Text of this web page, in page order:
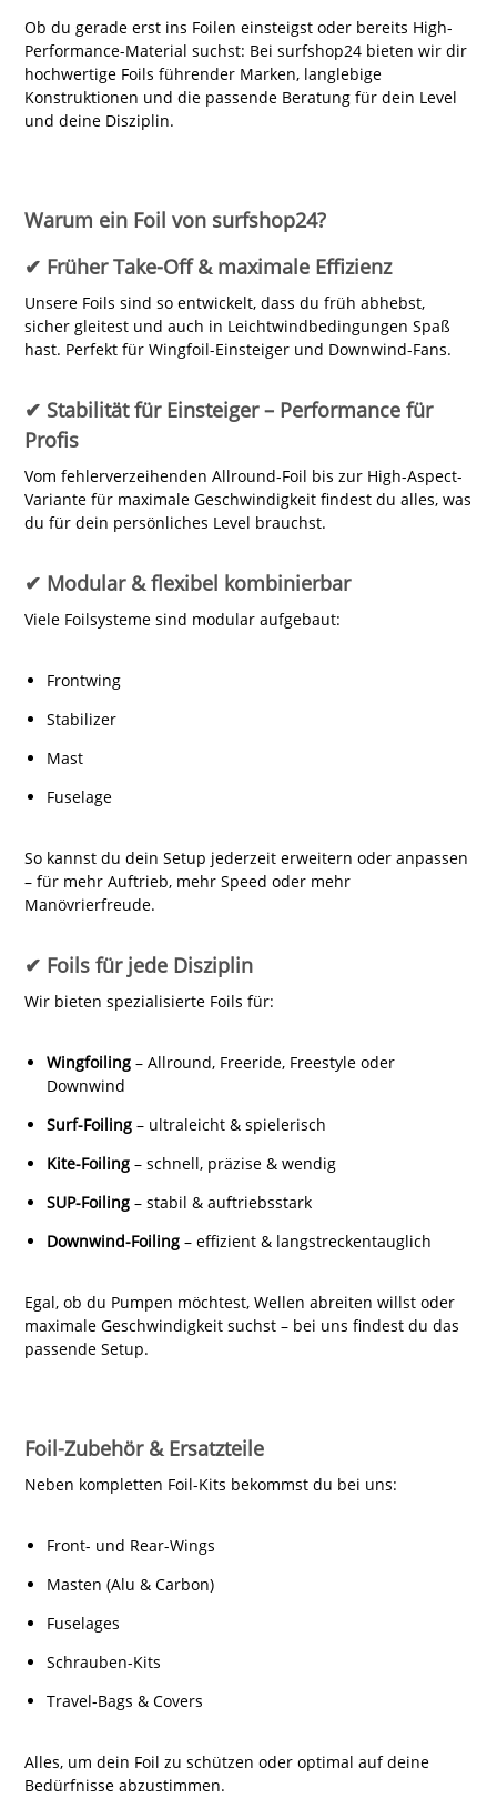
Ob du gerade erst ins Foilen einsteigst oder bereits High-
Performance-Material suchst: Bei surfshop24 bieten wir dir
hochwertige Foils führender Marken, langlebige
Konstruktionen und die passende Beratung für dein Level
und deine Disziplin.
Warum ein Foil von surfshop24?
✔ Früher Take-Off & maximale Effizienz
Unsere Foils sind so entwickelt, dass du früh abhebst,
sicher gleitest und auch in Leichtwindbedingungen Spaß
hast. Perfekt für Wingfoil-Einsteiger und Downwind-Fans.
✔ Stabilität für Einsteiger – Performance für
Profis
Vom fehlerverzeihenden Allround-Foil bis zur High-Aspect-
Variante für maximale Geschwindigkeit findest du alles, was
du für dein persönliches Level brauchst.
✔ Modular & flexibel kombinierbar
Viele Foilsysteme sind modular aufgebaut:
Frontwing
Stabilizer
Mast
Fuselage
So kannst du dein Setup jederzeit erweitern oder anpassen
– für mehr Auftrieb, mehr Speed oder mehr
Manövrierfreude.
✔ Foils für jede Disziplin
Wir bieten spezialisierte Foils für:
Wingfoiling– Allround, Freeride, Freestyle oder
Downwind
Surf-Foiling– ultraleicht & spielerisch
Kite-Foiling– schnell, präzise & wendig
SUP-Foiling– stabil & auftriebsstark
Downwind-Foiling– effizient & langstreckentauglich
Egal, ob du Pumpen möchtest, Wellen abreiten willst oder
maximale Geschwindigkeit suchst – bei uns findest du das
passende Setup.
Foil-Zubehör & Ersatzteile
Neben kompletten Foil-Kits bekommst du bei uns:
Front- und Rear-Wings
Masten (Alu & Carbon)
Fuselages
Schrauben-Kits
Travel-Bags & Covers
Alles, um dein Foil zu schützen oder optimal auf deine
Bedürfnisse abzustimmen.